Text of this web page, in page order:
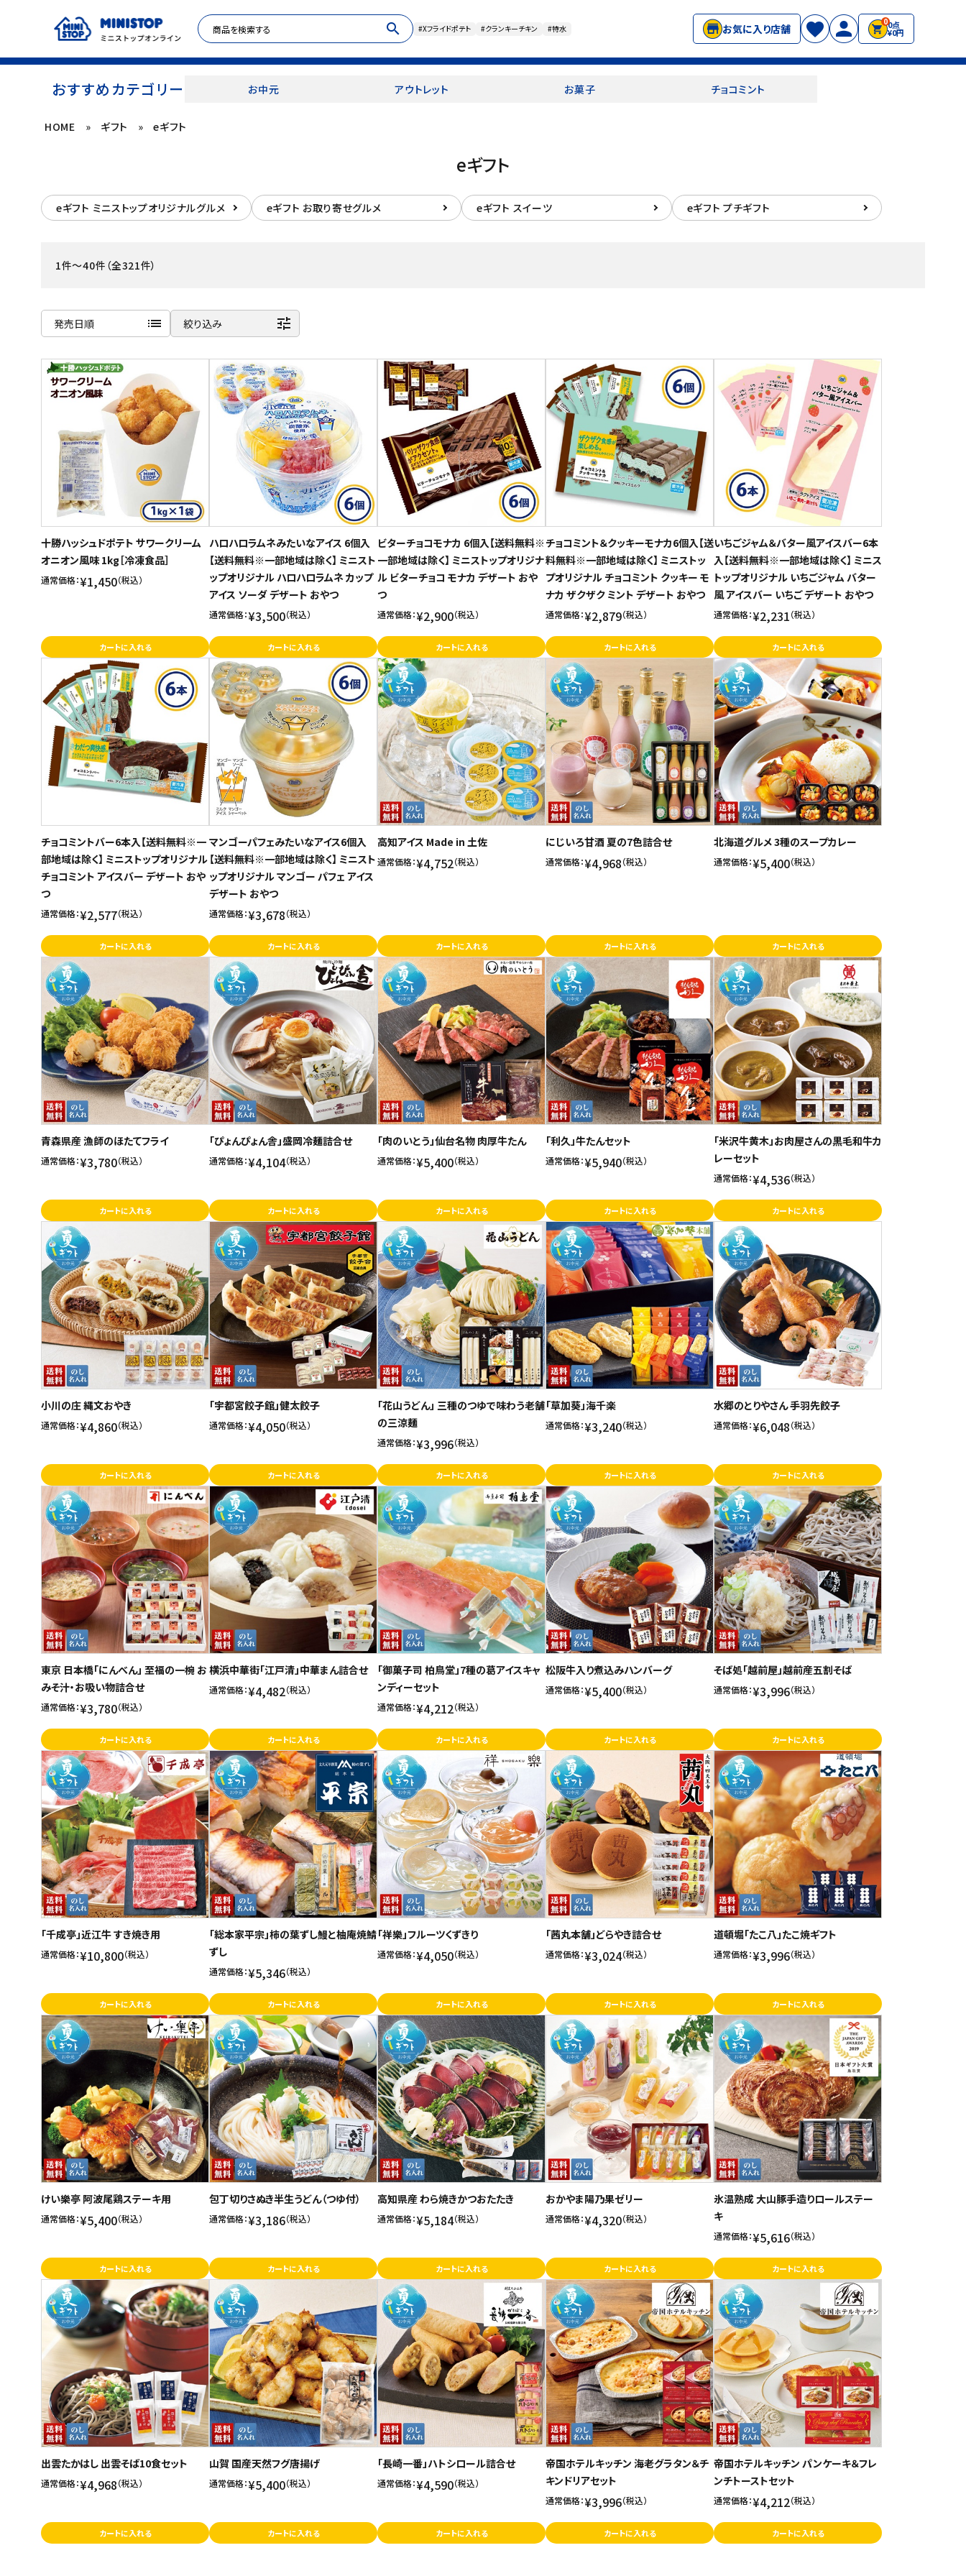
search #Xフライドポテト #クランキーチキン #特水 お気に入り店舗
00点
¥0円
おすすめカテゴリー お中元 アウトレット お菓子 チョコミント
ACCOUNT MENU
セール商品
スイーツ
お菓子
飲料
酒類
日用品
ギフト
セール
SHOP GUIDE
ご利用ガイド
お問い合わせ
特定商取引法表示について
プライバシーポリシー
利用規約
HOME » ギフト » eギフト
eギフト
eギフト ミニストップオリジナルグルメ eギフト お取り寄せグルメ eギフト スイーツ eギフト プチギフト
1件～40件（全321件）
発売日順 list
新着順
発売日順
価格が高い
お気に入り登録数
絞り込み tune
十勝ハッシュドポテト サワークリーム
オニオン風味 1kg［冷凍食品］
通常価格：¥1,450（税込）
カートに入れる
ハロハロラムネみたいなアイス 6個入
【送料無料※一部地域は除く】 ミニスト
ップオリジナル ハロハロラムネ カップ
アイス ソーダ デザート おやつ
通常価格：¥3,500（税込）
カートに入れる
ビターチョコモナカ 6個入【送料無料※
一部地域は除く】 ミニストップオリジナ
ル ビターチョコ モナカ デザート おや
つ
通常価格：¥2,900（税込）
カートに入れる
チョコミント＆クッキーモナカ6個入【送
料無料※一部地域は除く】 ミニストッ
プオリジナル チョコミント クッキー モ
ナカ ザクザク ミント デザート おやつ
通常価格：¥2,879（税込）
カートに入れる
いちごジャム＆バター風アイスバー6本
入【送料無料※一部地域は除く】 ミニス
トップオリジナル いちごジャム バター
風 アイスバー いちご デザート おやつ
通常価格：¥2,231（税込）
カートに入れる
チョコミントバー6本入【送料無料※一
部地域は除く】 ミニストップオリジナル
チョコミント アイスバー デザート おや
つ
通常価格：¥2,577（税込）
カートに入れる
マンゴーパフェみたいなアイス6個入
【送料無料※一部地域は除く】 ミニスト
ップオリジナル マンゴー パフェ アイス
デザート おやつ
通常価格：¥3,678（税込）
カートに入れる
高知アイス Made in 土佐
通常価格：¥4,752（税込）
カートに入れる
にじいろ甘酒 夏の7色詰合せ
通常価格：¥4,968（税込）
カートに入れる
北海道グルメ 3種のスープカレー
通常価格：¥5,400（税込）
カートに入れる
青森県産 漁師のほたてフライ
通常価格：¥3,780（税込）
カートに入れる
「ぴょんぴょん舎」盛岡冷麺詰合せ
通常価格：¥4,104（税込）
カートに入れる
「肉のいとう」仙台名物 肉厚牛たん
通常価格：¥5,400（税込）
カートに入れる
「利久」牛たんセット
通常価格：¥5,940（税込）
カートに入れる
「米沢牛黄木」お肉屋さんの黒毛和牛カ
レーセット
通常価格：¥4,536（税込）
カートに入れる
小川の庄 縄文おやき
通常価格：¥4,860（税込）
カートに入れる
「宇都宮餃子館」健太餃子
通常価格：¥4,050（税込）
カートに入れる
「花山うどん」 三種のつゆで味わう老舗
の三涼麺
通常価格：¥3,996（税込）
カートに入れる
「草加葵」海千楽
通常価格：¥3,240（税込）
カートに入れる
水郷のとりやさん 手羽先餃子
通常価格：¥6,048（税込）
カートに入れる
東京 日本橋「にんべん」 至福の一椀 お
みそ汁・お吸い物詰合せ
通常価格：¥3,780（税込）
カートに入れる
横浜中華街「江戸清」中華まん詰合せ
通常価格：¥4,482（税込）
カートに入れる
「御菓子司 柏鳥堂」7種の葛アイスキャ
ンディーセット
通常価格：¥4,212（税込）
カートに入れる
松阪牛入り煮込みハンバーグ
通常価格：¥5,400（税込）
カートに入れる
そば処「越前屋」越前産五割そば
通常価格：¥3,996（税込）
カートに入れる
「千成亭」近江牛 すき焼き用
通常価格：¥10,800（税込）
カートに入れる
「総本家平宗」柿の葉ずし鰻と柚庵焼鯖
ずし
通常価格：¥5,346（税込）
カートに入れる
「祥樂」フルーツくずきり
通常価格：¥4,050（税込）
カートに入れる
「茜丸本舗」どらやき詰合せ
通常価格：¥3,024（税込）
カートに入れる
道頓堀「たこ八」たこ焼ギフト
通常価格：¥3,996（税込）
カートに入れる
けい樂亭 阿波尾鶏ステーキ用
通常価格：¥5,400（税込）
カートに入れる
包丁切りさぬき半生うどん（つゆ付）
通常価格：¥3,186（税込）
カートに入れる
高知県産 わら焼きかつおたたき
通常価格：¥5,184（税込）
カートに入れる
おかやま陽乃果ゼリー
通常価格：¥4,320（税込）
カートに入れる
氷温熟成 大山豚手造りロールステー
キ
通常価格：¥5,616（税込）
カートに入れる
出雲たかはし 出雲そば10食セット
通常価格：¥4,968（税込）
カートに入れる
山賀 国産天然フグ唐揚げ
通常価格：¥5,400（税込）
カートに入れる
「長崎一番」ハトシロール詰合せ
通常価格：¥4,590（税込）
カートに入れる
帝国ホテルキッチン 海老グラタン＆チ
キンドリアセット
通常価格：¥3,996（税込）
カートに入れる
帝国ホテルキッチン パンケーキ＆フレ
ンチトーストセット
通常価格：¥4,212（税込）
カートに入れる